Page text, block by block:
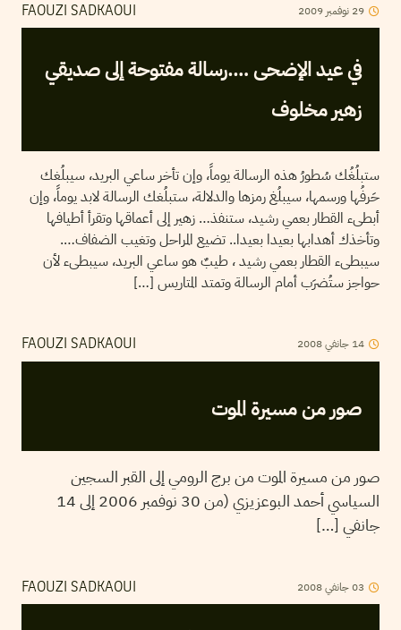
FAOUZI SADKAOUI 29 نوفمبر 2009
في عيد الإضحى ….رسالة مفتوحة إلى صديقي
زهير مخلوف
ستبلُغُك سُطورُ هذه الرسالة يوماً، وإن تأخر ساعي البريد، سيبلُغك
حَرفُها ورسمها، سيبلُغ رمزها والدلالة، ستبلُغك الرسالة لابد يوماً، وإن
أبطىء القطار بعمي رشيد، ستنفذ… زهير إلى أعماقها وتقرأ أطيافها
وتأخذك أهدابها بعيدا بعيدا.. تضيع المراحل وتغيب الضفاف….
سيبطىء القطار بعمي رشيد ، طيبٌ هو ساعي البريد، سيبطىء لأن
حواجز ستُضرَب أمام الرسالة وتمتد المتاريس […]
FAOUZI SADKAOUI 14 جانفي2008
صور من مسيرة الموت
صور من مسيرة الموت من برج الرومي إلى القبر السجين
السياسي أحمد البوعزيزي (من 30 نوفمبر 2006 إلى 14
جانفي […]
FAOUZI SADKAOUI 03جانفي2008